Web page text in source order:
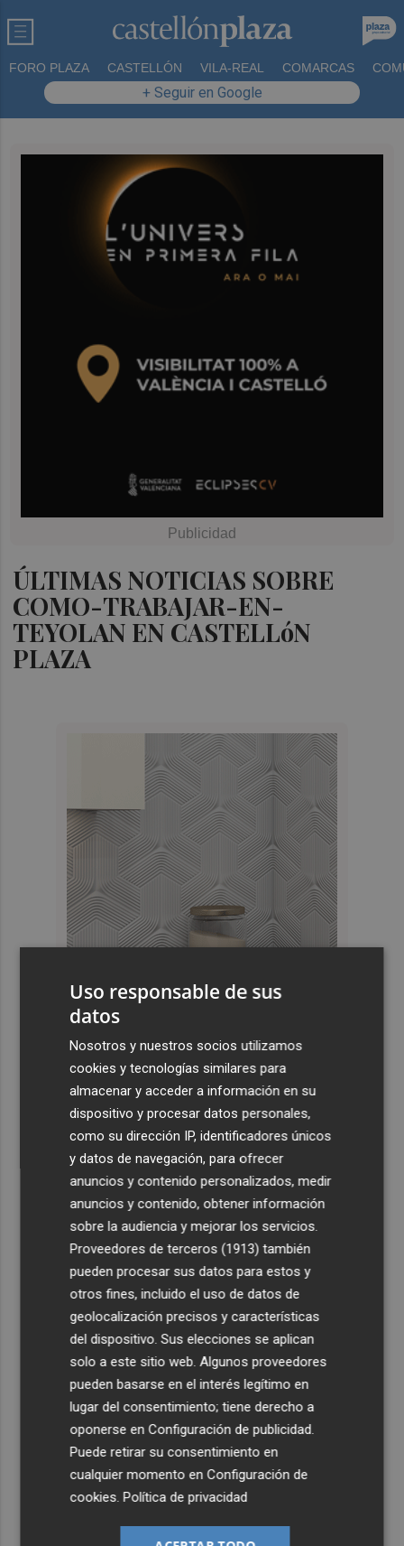
FORO PLAZA CASTELLÓN VILA-REAL COMARCAS
+ Seguir en Google
ÚLTIMAS NOTICIAS SOBRE
COMO-TRABAJAR-EN-
TEYOLAN EN CASTELLóN
PLAZA
Últimas Noticias
La Biblioteca Valenciana conmemora el 750 aniversario
del legado de Jaume I
Una gran cadena humana de cariño y reivindicación se
vuelve a abrazar en las playas por el Mar Menor
Levantan el confinamiento del municipio castellonense
de Sierra Engarcerán por el incendio
Juan Tallón, Marta Jiménez Serrano o Juan Evaristo Valls
Boix, protagonistas de la programación de agosto de
Entre Libros en Benicàssim
Los talleres de ‘Magia en los Barrios’ de Castelló llegan
al Grupo Reyes
Uso responsable de sus
datos
Nosotros y nuestros socios utilizamos
cookies y tecnologías similares para
almacenar y acceder a información en su
dispositivo y procesar datos personales,
como su dirección IP, identificadores únicos
y datos de navegación, para ofrecer
anuncios y contenido personalizados, medir
anuncios y contenido, obtener información
sobre la audiencia y mejorar los servicios.
Proveedores de terceros (1913) también
pueden procesar sus datos para estos y
otros fines, incluido el uso de datos de
geolocalización precisos y características
del dispositivo. Sus elecciones se aplican
solo a este sitio web. Algunos proveedores
pueden basarse en el interés legítimo en
lugar del consentimiento; tiene derecho a
oponerse enConfiguración de publicidad
Puede retirar su consentimiento en
cualquier momento enConfiguración de
cookies .Política de privacidad